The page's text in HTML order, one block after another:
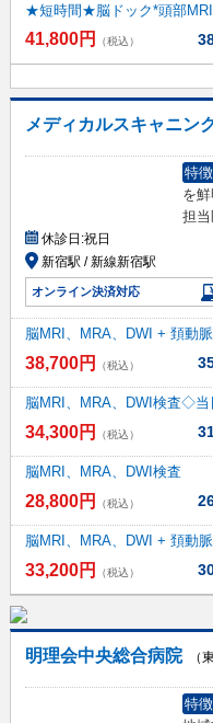
★短時間★脳ドック*頭部
41,800円 （税込）
メディカルスキャニン
特徴
を
担
休診日:祝日
新宿駅 / 新線新宿駅
オンライン決済対応
脳MRI、MRA、DWI + 頚動
38,700円 （税込）
脳MRI、MRA、DWI検査◇
34,300円 （税込）
脳MRI、MRA、DWI検査
28,800円 （税込）
脳MRI、MRA、DWI + 頚動
33,200円 （税込）
明理会中央総合病院
（
特徴